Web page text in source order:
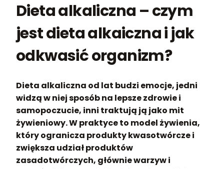
Dieta alkaliczna – czym
jest dieta alkaiczna i jak
odkwasić organizm?
Dieta alkaliczna od lat budzi emocje, jedni
widzą w niej sposób na lepsze zdrowie i
samopoczucie, inni traktują ją jako mit
żywieniowy. W praktyce to model żywienia,
który ogranicza produkty kwasotwórcze i
zwiększa udział produktów
zasadotwórczych, głównie warzyw i